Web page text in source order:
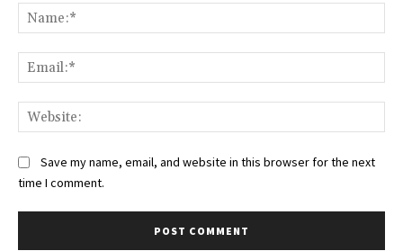
Save my name, email, and website in this browser for the next
time I comment.